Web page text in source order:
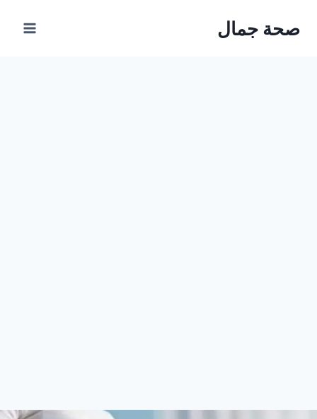
صحة جمال